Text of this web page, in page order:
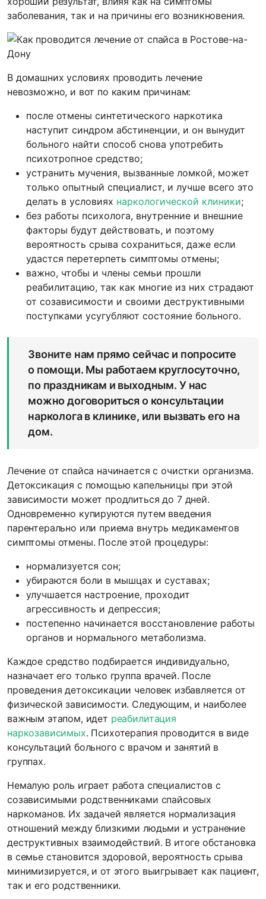
заболевания, так и на причины его возникновения.
В домашних условиях проводить лечение
невозможно, и вот по каким причинам:
после отмены синтетического наркотика
наступит синдром абстиненции, и он вынудит
больного найти способ снова употребить
психотропное средство;
устранить мучения, вызванные ломкой, может
только опытный специалист, и лучше всего это
делать в условиях наркологической клиники;
без работы психолога, внутренние и внешние
факторы будут действовать, и поэтому
вероятность срыва сохраниться, даже если
удастся перетерпеть симптомы отмены;
важно, чтобы и члены семьи прошли
реабилитацию, так как многие из них страдают
от созависимости и своими деструктивными
поступками усугубляют состояние больного.
Звоните нам прямо сейчас и попросите
о помощи. Мы работаем круглосуточно,
по праздникам и выходным. У нас
можно договориться о консультации
нарколога в клинике, или вызвать его на
дом.
Лечение от спайса начинается с очистки организма.
Детоксикация с помощью капельницы при этой
зависимости может продлиться до 7 дней.
Одновременно купируются путем введения
парентерально или приема внутрь медикаментов
симптомы отмены. После этой процедуры:
нормализуется сон;
убираются боли в мышцах и суставах;
улучшается настроение, проходит
агрессивность и депрессия;
постепенно начинается восстановление работы
органов и нормального метаболизма.
Каждое средство подбирается индивидуально,
назначает его только группа врачей. После
проведения детоксикации человек избавляется от
физической зависимости. Следующим, и наиболее
важным этапом, идет реабилитация
наркозависимых. Психотерапия проводится в виде
консультаций больного с врачом и занятий в
группах.
Немалую роль играет работа специалистов с
созависимыми родственниками спайсовых
наркоманов. Их задачей является нормализация
отношений между близкими людьми и устранение
деструктивных взаимодействий. В итоге обстановка
в семье становится здоровой, вероятность срыва
минимизируется, и от этого выигрывает как пациент,
так и его родственники.